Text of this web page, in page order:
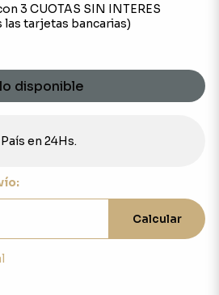
3 CUOTAS SIN INTERES
las tarjetas bancarias)
disponible
en 24Hs.
Calcular